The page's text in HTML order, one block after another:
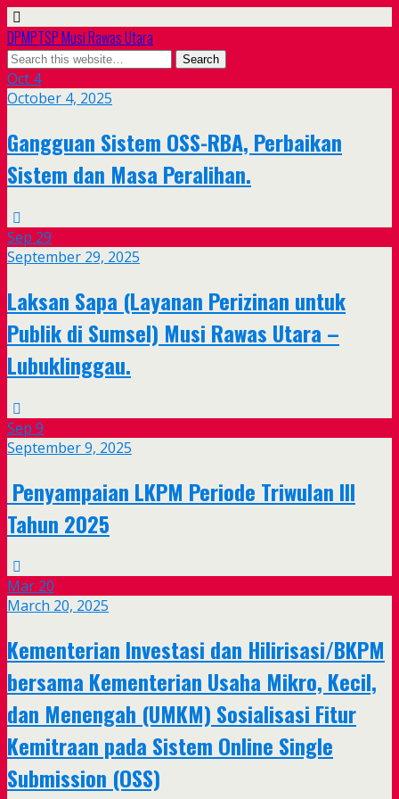
DPMPTSP Musi Rawas Utara
Oct 4
October 4, 2025
Gangguan Sistem OSS-RBA, Perbaikan
Sistem dan Masa Peralihan.
Sep 29
September 29, 2025
Laksan Sapa (Layanan Perizinan untuk
Publik di Sumsel) Musi Rawas Utara –
Lubuklinggau.
Sep 9
September 9, 2025
Penyampaian LKPM Periode Triwulan III
Tahun 2025
Mar 20
March 20, 2025
Kementerian Investasi dan Hilirisasi/BKPM
bersama Kementerian Usaha Mikro, Kecil,
dan Menengah (UMKM) Sosialisasi Fitur
Kemitraan pada Sistem Online Single
Submission (OSS)